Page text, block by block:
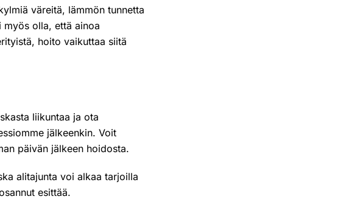
väreitä, lämmön tunnetta
myös olla, että ainoa
hoito vaikuttaa siitä
liikuntaa ja ota
jälkeenkin. Voit
päivän jälkeen hoidosta.
alitajunta voi alkaa tarjoilla
esittää.